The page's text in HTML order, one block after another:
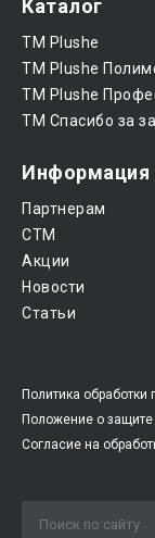
Каталог
ТМ Plushe
ТМ Plushe
ТМ Plushe
ТМ Спасибо за
Информация
Партнерам
CTM
Акции
Новости
Статьи
Политика
Положение о
Согласие на